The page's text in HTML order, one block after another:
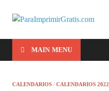
MAIN MENU
CALENDARIOS / CALENDARIOS 2022